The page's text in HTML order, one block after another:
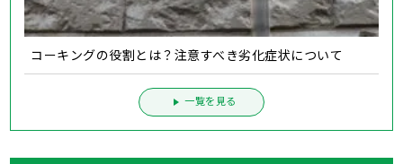
コーキングの役割とは？注意すべき劣化症状について
一覧を見る